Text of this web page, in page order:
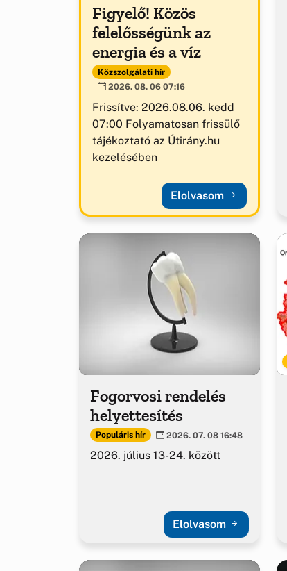
Figyelő! Közös
felelősségünk az
energia és a víz
Közszolgálati hír
2026. 08. 06 07:16
Frissítve: 2026.08.06. kedd
07:00 Folyamatosan frissülő
tájékoztató az Útirány.hu
kezelésében
Elolvasom
Fogorvosi rendelés
helyettesítés
Populáris hír 2026. 07. 08 16:48
2026. július 13-24. között
Elolvasom